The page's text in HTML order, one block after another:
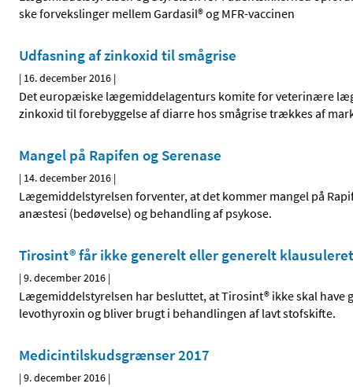
ske forvekslinger mellem Gardasil® og MFR-vaccinen
Udfasning af zinkoxid til smågrise
| 16. december 2016 |
Det europæiske lægemiddelagenturs komite for veterinære
zinkoxid til forebyggelse af diarre hos smågrise trækkes af
Mangel på Rapifen og Serenase
| 14. december 2016 |
Lægemiddelstyrelsen forventer, at det kommer mangel på
anæstesi (bedøvelse) og behandling af psykose.
Tirosint® får ikke generelt eller generelt
|9. december 2016 |
Lægemiddelstyrelsen har besluttet, at Tirosint® ikke skal
levothyroxin og bliver brugt i behandlingen af lavt stofskifte.
Medicintilskudsgrænser 2017
|9. december 2016 |